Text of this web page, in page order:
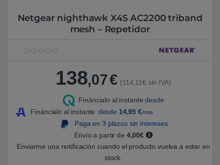
Netgear nighthawk X4S AC2200 triband
mesh – Repetidor
o
5
s
o
138,07€ (114,11€ sin IVA)
Fináncialo al instante desde
Fináncialo al instante desde 14,95 €/mes
Paga en 3 plazos sin intereses
Envío a partir de 4,00€
Enviarme una notificación cuando el producto vuelva a estar en
stock.